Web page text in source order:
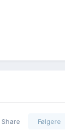
Share Følgere